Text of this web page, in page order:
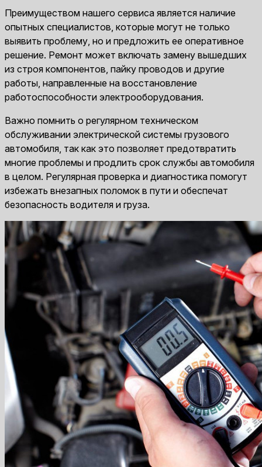
Преимуществом нашего сервиса является наличие
опытных специалистов, которые могут не только
выявить проблему, но и предложить ее оперативное
решение. Ремонт может включать замену вышедших
из строя компонентов, пайку проводов и другие
работы, направленные на восстановление
работоспособности электрооборудования.
Важно помнить о регулярном техническом
обслуживании электрической системы грузового
автомобиля, так как это позволяет предотвратить
многие проблемы и продлить срок службы автомобиля
в целом. Регулярная проверка и диагностика помогут
избежать внезапных поломок в пути и обеспечат
безопасность водителя и груза.